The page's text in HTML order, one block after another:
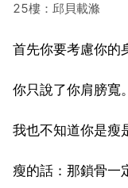
25樓：邱貝載滌
首先你要考慮你的
你只說了你肩膀寬。
我也不知道你是瘦
瘦的話：那鎖骨一